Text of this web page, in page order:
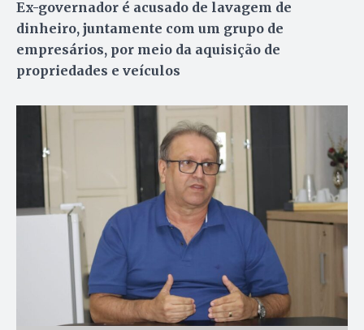
Ex-governador é acusado de lavagem de
dinheiro, juntamente com um grupo de
empresários, por meio da aquisição de
propriedades e veículos